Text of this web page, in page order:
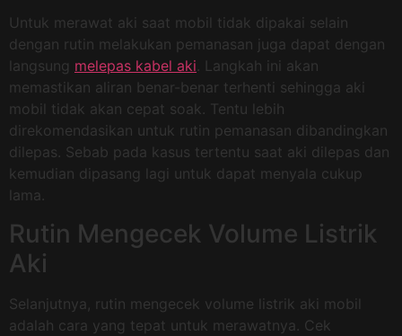
Untuk merawat aki saat mobil tidak dipakai selain
dengan rutin melakukan pemanasan juga dapat dengan
langsung melepas kabel aki. Langkah ini akan
memastikan aliran benar-benar terhenti sehingga aki
mobil tidak akan cepat soak. Tentu lebih
direkomendasikan untuk rutin pemanasan dibandingkan
dilepas. Sebab pada kasus tertentu saat aki dilepas dan
kemudian dipasang lagi untuk dapat menyala cukup
lama.
Rutin Mengecek Volume Listrik
Aki
Selanjutnya, rutin mengecek volume listrik aki mobil
adalah cara yang tepat untuk merawatnya. Cek